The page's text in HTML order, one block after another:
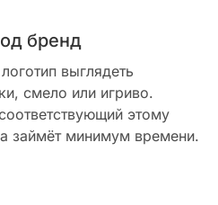
бренд
выглядеть
смело или игриво.
этому
займёт минимум времени.